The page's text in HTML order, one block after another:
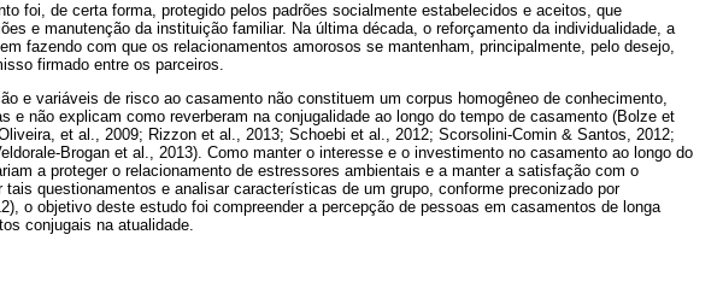
foi, de certa forma, protegido pelos padrões socialmente estabelecidos e aceitos, que
e manutenção da instituição familiar. Na última década, o reforçamento da individualidade, a
fazendo com que os relacionamentos amorosos se mantenham, principalmente, pelo desejo,
firmado entre os parceiros.
e variáveis de risco ao casamento não constituem um corpus homogêneo de conhecimento,
e não explicam como reverberam na conjugalidade ao longo do tempo de casamento (Bolze et
et al., 2009; Rizzon et al., 2013; Schoebi et al., 2012; Scorsolini-Comin & Santos, 2012;
Brogan et al., 2013). Como manter o interesse e o investimento no casamento ao longo do
a proteger o relacionamento de estressores ambientais e a manter a satisfação com o
tais questionamentos e analisar características de um grupo, conforme preconizado por
o objetivo deste estudo foi compreender a percepção de pessoas em casamentos de longa
conjugais na atualidade.